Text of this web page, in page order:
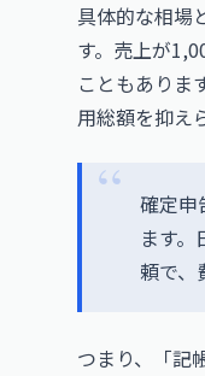
具体的な相場
す。売上が
こともありま
用総額を抑え
確定申
ます
頼で、
つまり、「記